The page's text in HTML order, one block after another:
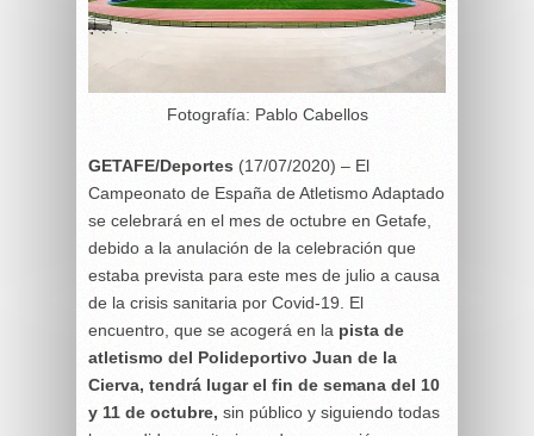
Fotografía: Pablo Cabellos
GETAFE/Deportes (17/07/2020) – El
Campeonato de España de Atletismo Adaptado
se celebrará en el mes de octubre en Getafe,
debido a la anulación de la celebración que
estaba prevista para este mes de julio a causa
de la crisis sanitaria por Covid-19. El
encuentro, que se acogerá en la pista de
atletismo del Polideportivo Juan de la
Cierva, tendrá lugar el fin de semana del 10
y 11 de octubre, sin público y siguiendo todas